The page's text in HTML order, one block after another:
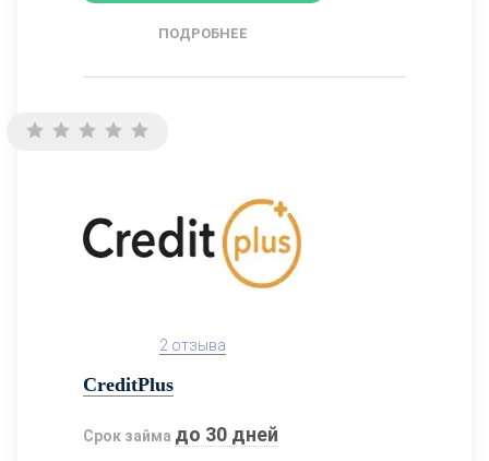
ПОДРОБНЕЕ
2 отзыва
CreditPlus
Срок займа до 30 дней